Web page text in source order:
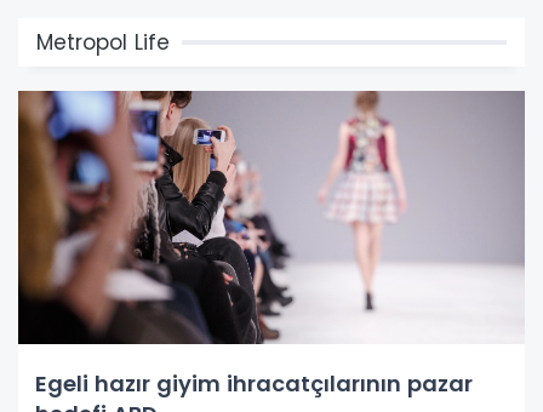
Metropol Life
Egeli hazır giyim ihracatçılarının pazar